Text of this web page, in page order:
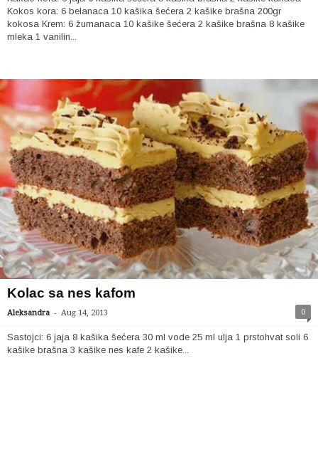
Kokos kora: 6 belanaca 10 kašika šećera 2 kašike brašna 200gr
kokosa Krem: 6 žumanaca 10 kašike šećera 2 kašike brašna 8 kašike
mleka 1 vanilin...
Kolac sa nes kafom
Aleksandra - Aug 14, 2013 0
Sastojci: 6 jaja 8 kašika šećera 30 ml vode 25 ml ulja 1 prstohvat soli 6
kašike brašna 3 kašike nes kafe 2 kašike...